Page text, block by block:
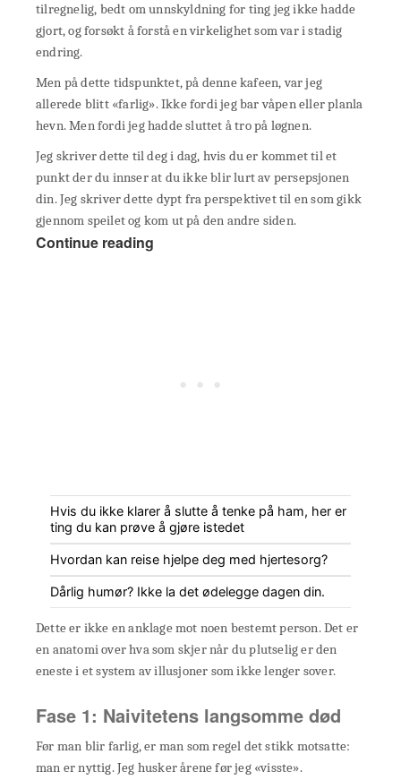
tilregnelig, bedt om unnskyldning for ting jeg ikke hadde
gjort, og forsøkt å forstå en virkelighet som var i stadig
endring.
Men på dette tidspunktet, på denne kafeen, var jeg
allerede blitt «farlig». Ikke fordi jeg bar våpen eller planla
hevn. Men fordi jeg hadde sluttet å tro på løgnen.
Jeg skriver dette til deg i dag, hvis du er kommet til et
punkt der du innser at du ikke blir lurt av persepsjonen
din. Jeg skriver dette dypt fra perspektivet til en som gikk
gjennom speilet og kom ut på den andre siden.
Continue reading
Hvis du ikke klarer å slutte å tenke på ham, her er
ting du kan prøve å gjøre istedet
Hvordan kan reise hjelpe deg med hjertesorg?
Dårlig humør? Ikke la det ødelegge dagen din.
Dette er ikke en anklage mot noen bestemt person. Det er
en anatomi over hva som skjer når du plutselig er den
eneste i et system av illusjoner som ikke lenger sover.
Fase 1: Naivitetens langsomme død
Før man blir farlig, er man som regel det stikk motsatte:
man er nyttig. Jeg husker årene før jeg «visste».